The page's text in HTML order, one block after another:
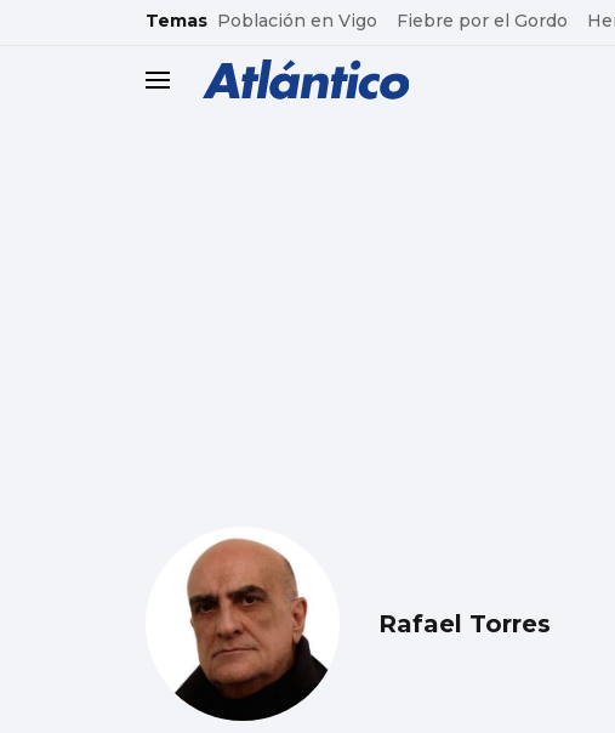
common.go-to-content
Temas Población en Vigo Fiebre por el Gordo
header.menu.open
Rafael Torres